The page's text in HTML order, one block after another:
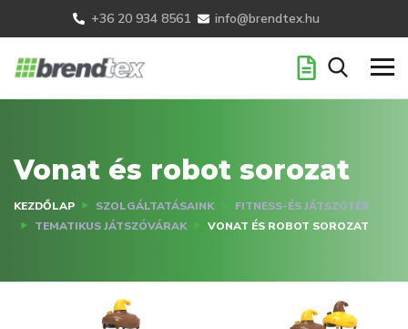
+36 20 934 8561 info@brendtex.hu
Vonat és robot sorozat
KEZDŐLAP SZOLGÁLTATÁSAINK
FITNESS-ÉS JÁTSZÓTÉR
TEMATIKUS JÁTSZÓVÁRAK
VONAT ÉS ROBOT SOROZAT